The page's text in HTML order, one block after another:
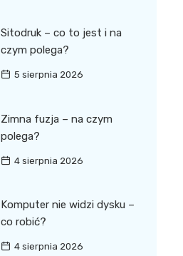
Sitodruk – co to jest i na
czym polega?
5 sierpnia 2026
Zimna fuzja – na czym
polega?
4 sierpnia 2026
Komputer nie widzi dysku –
co robić?
4 sierpnia 2026